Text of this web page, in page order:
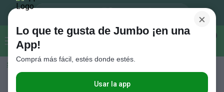
Buscar...
Seleccioná el método de entrega
×
Lo que te gusta de Jumbo ¡en una
App!
Comprá más fácil, estés donde estés.
Usar la app
Infantiles
Libro para Colorear Capibaras 96
Términos más buscados